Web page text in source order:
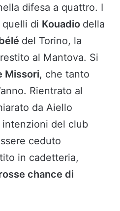
difesa a quattro. I
di Kouadio della
del Torino, la
al Mantova. Si
Missori, che tanto
Rientrato al
da Aiello
del club
ceduto
in cadetteria,
chance di